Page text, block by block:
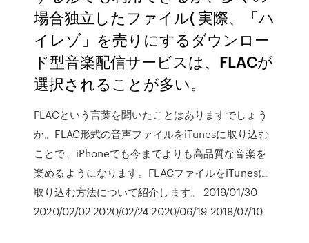
場合独立したファイル( 実際、「ハ
イレゾ」を売りにするダウンロー
ド型音楽配信サービスは、FLACが
選択されることが多い。
FLACという言葉を聞いたことはありますでしょう
か。FLAC形式の音声ファイルをiTunesに取り込む
ことで、iPhoneでも今までよりも高品質な音楽を
楽めるようになります。FLACファイルをiTunesに
取り込む方法について紹介します。 2019/01/30
2020/02/02 2020/02/24 2020/06/19 2018/07/10